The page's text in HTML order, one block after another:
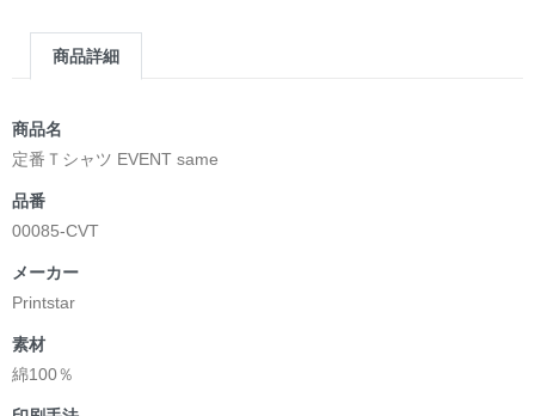
商品詳細
商品名
定番Ｔシャツ EVENT same
品番
00085-CVT
メーカー
Printstar
素材
綿100％